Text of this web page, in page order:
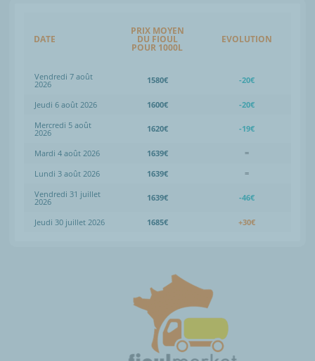
DATE
PRIX MOYEN
DU FIOUL
POUR 1000L
EVOLUTION
Vendredi 7 août
2026 1580€ -20€
Jeudi 6 août 2026 1600€
-20€
Mercredi 5 août
2026 1620€ -19€
Mardi 4 août 2026 1639€
=
Lundi 3 août 2026
1639€
=
Vendredi 31 juillet
2026 1639€ -46€
Jeudi 30 juillet 2026 1685€ +30€